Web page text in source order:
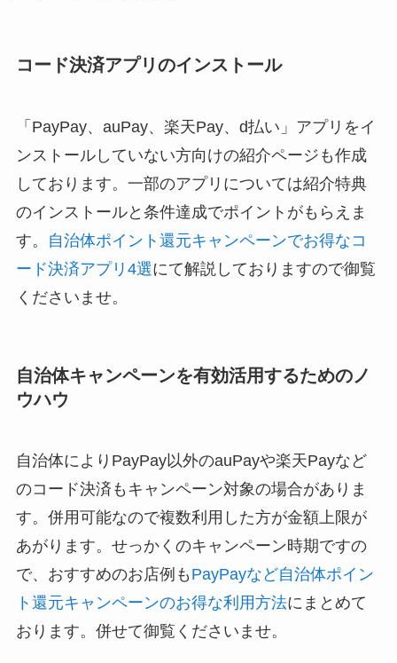
コード決済アプリのインストール
「PayPay、auPay、楽天Pay、d払い」アプリをイ
ンストールしていない方向けの紹介ページも作成
しております。一部のアプリについては紹介特典
のインストールと条件達成でポイントがもらえま
す。
自治体ポイント還元キャンペーンでお得なコ
ード決済アプリ4選にて解説しておりますので御覧
くださいませ。
自治体キャンペーンを有効活用するためのノ
ウハウ
自治体によりPayPay以外のauPayや楽天Payなど
のコード決済もキャンペーン対象の場合がありま
す。併用可能なので複数利用した方が金額上限が
あがります。せっかくのキャンペーン時期ですの
で、おすすめのお店例も PayPayなど自治体ポイン
ト還元キャンペーンのお得な利用方法にまとめて
おります。併せて御覧くださいませ。